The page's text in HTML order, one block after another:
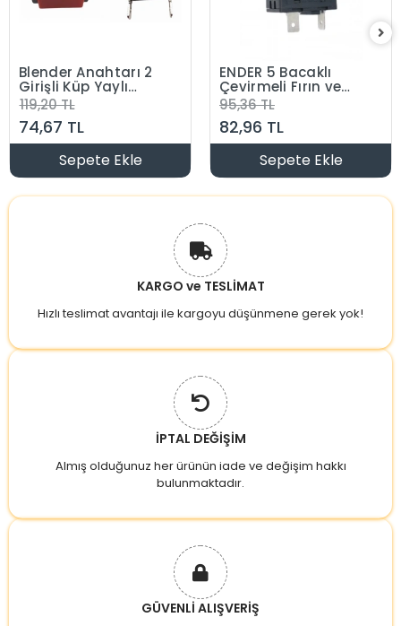
Blender Anahtarı 2
Girişli Küp Yaylı
Buton Anahtar
119,20 TL
74,67 TL
Sepete Ekle
ENDER 5 Bacaklı
Çevirmeli Fırın ve
Soba Anahtarı
95,36 TL
82,96 TL
Sepete Ekle
KARGO ve TESLİMAT
Hızlı teslimat avantajı ile kargoyu düşünmene gerek yok!
İPTAL DEĞİŞİM
Almış olduğunuz her ürünün iade ve değişim hakkı
bulunmaktadır.
GÜVENLİ ALIŞVERİŞ